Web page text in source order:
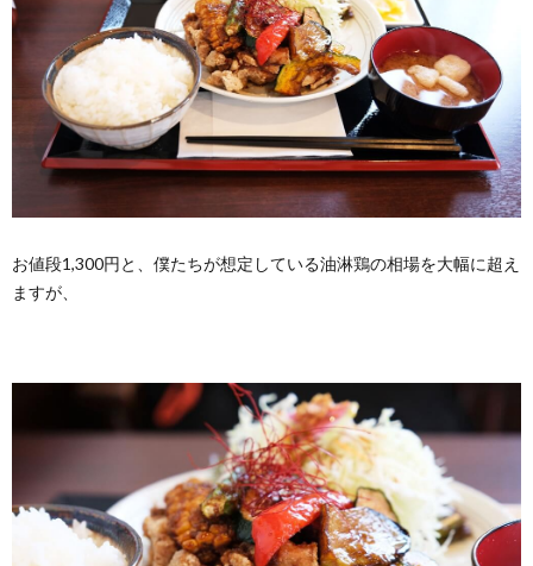
お値段1,300円と、僕たちが想定している油淋鶏の相場を大幅に超え
ますが、